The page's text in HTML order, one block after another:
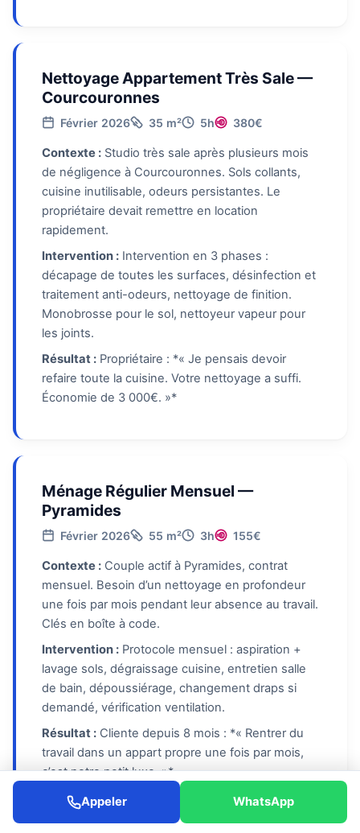
Nettoyage Appartement Très Sale —
Courcouronnes
Février 2026 35 m² 5h 380€
Contexte : Studio très sale après plusieurs mois
de négligence à Courcouronnes. Sols collants,
cuisine inutilisable, odeurs persistantes. Le
propriétaire devait remettre en location
rapidement.
Intervention : Intervention en 3 phases :
décapage de toutes les surfaces, désinfection et
traitement anti-odeurs, nettoyage de finition.
Monobrosse pour le sol, nettoyeur vapeur pour
les joints.
Résultat : Propriétaire : *« Je pensais devoir
refaire toute la cuisine. Votre nettoyage a suffi.
Économie de 3 000€. »*
Ménage Régulier Mensuel —
Pyramides
Février 2026 55 m² 3h 155€
Contexte : Couple actif à Pyramides, contrat
mensuel. Besoin d’un nettoyage en profondeur
une fois par mois pendant leur absence au travail.
Clés en boîte à code.
Intervention : Protocole mensuel : aspiration +
lavage sols, dégraissage cuisine, entretien salle
de bain, dépoussiérage, changement draps si
demandé, vérification ventilation.
Résultat : Cliente depuis 8 mois : *« Rentrer du
travail dans un appart propre une fois par mois,
c’est notre petit luxe. »*
Appeler WhatsApp